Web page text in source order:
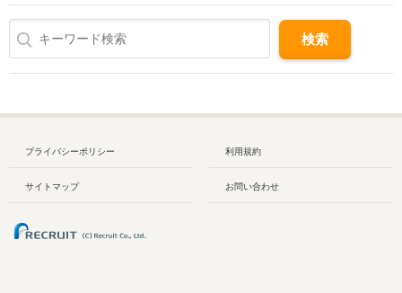
プライバシーポリシー 利用規約
サイトマップ お問い合わせ